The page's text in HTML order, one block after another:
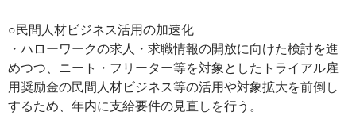
○民間人材ビジネス活用の加速化
・ハローワークの求人・求職情報の開放に向けた検討を進
めつつ、ニート・フリーター等を対象としたトライアル雇
用奨励金の民間人材ビジネス等の活用や対象拡大を前倒し
するため、年内に支給要件の見直しを行う。